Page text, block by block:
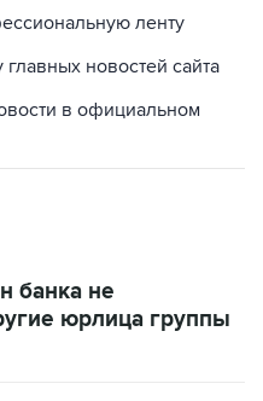
ленту
новостей сайта
в официальном
банка не
юрлица группы